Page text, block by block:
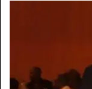
Services:
le